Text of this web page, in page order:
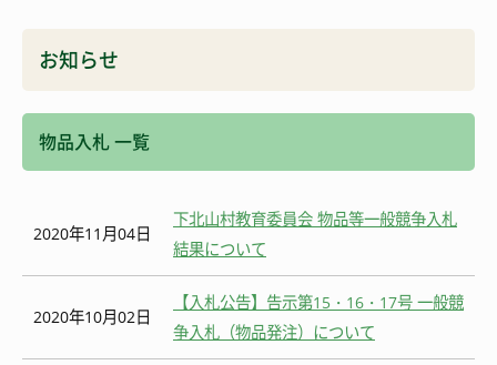
お知らせ
物品入札 一覧
2020年11月04日
下北山村教育委員会 物品等一般競争入札
結果について
2020年10月02日
【入札公告】告示第15・16・17号 一般競
争入札（物品発注）について